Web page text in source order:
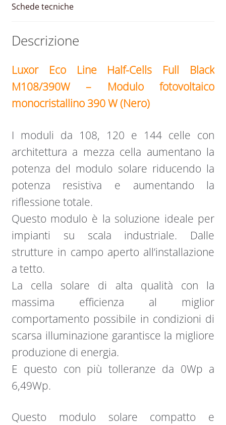
Schede tecniche
Descrizione
Luxor Eco Line Half-Cells Full Black
M108/390W – Modulo fotovoltaico
monocristallino 390 W (Nero)
I moduli da 108, 120 e 144 celle con
architettura a mezza cella aumentano la
potenza del modulo solare riducendo la
potenza resistiva e aumentando la
riflessione totale.
Questo modulo è la soluzione ideale per
impianti su scala industriale. Dalle
strutture in campo aperto all’installazione
a tetto.
La cella solare di alta qualità con la
massima efficienza al miglior
comportamento possibile in condizioni di
scarsa illuminazione garantisce la migliore
produzione di energia.
E questo con più tolleranze da 0Wp a
6,49Wp.
Questo modulo solare compatto e